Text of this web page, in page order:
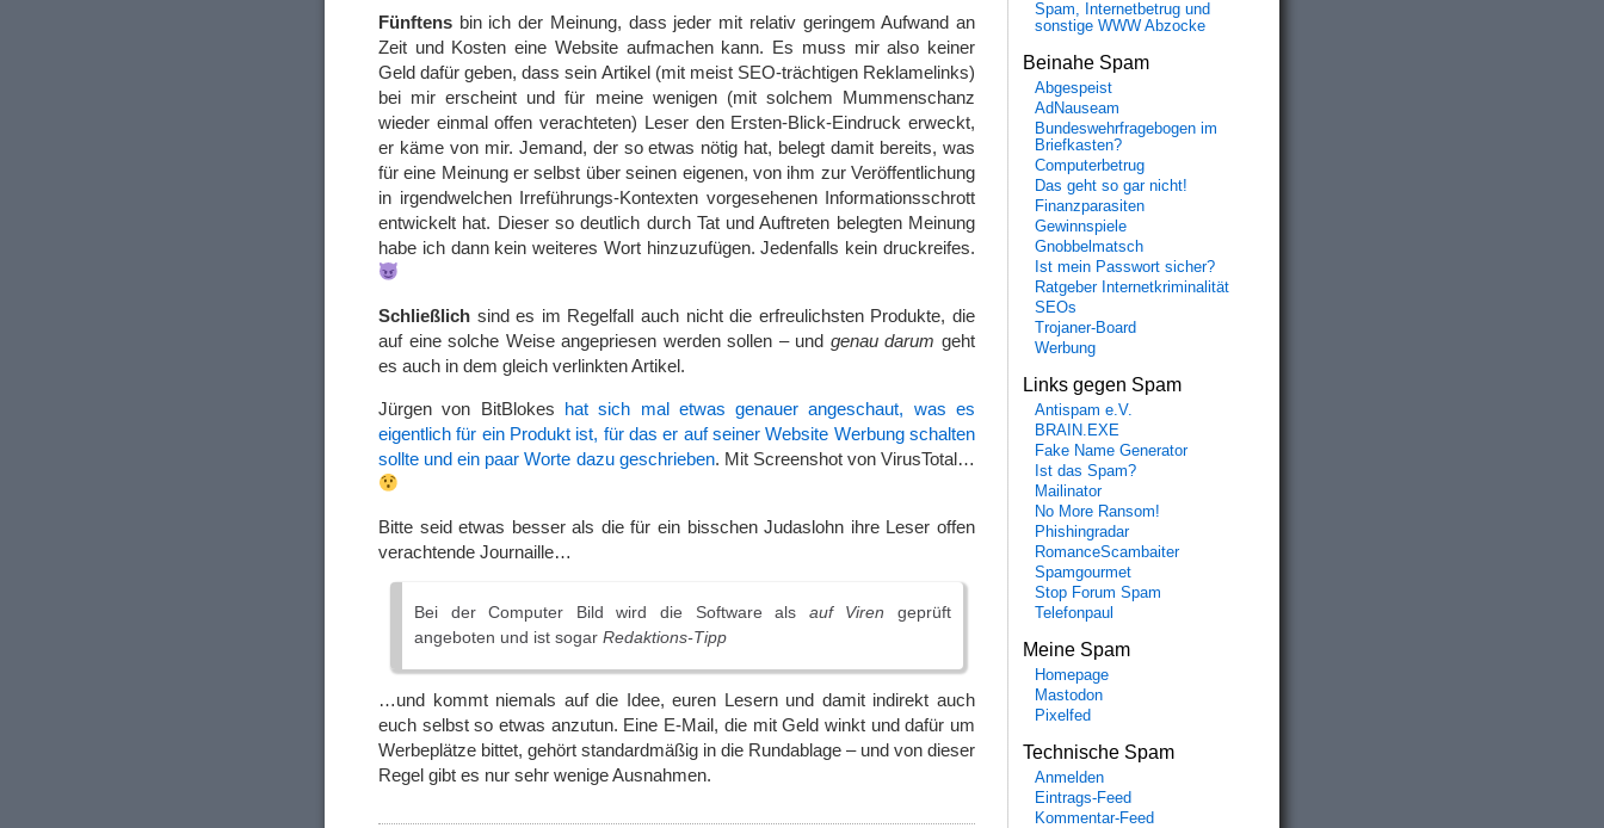
Fünftens bin ich der Meinung, dass jeder mit relativ geringem Aufwand an
Zeit und Kosten eine Website aufmachen kann. Es muss mir also keiner
Geld dafür geben, dass sein Artikel (mit meist SEO-trächtigen Reklamelinks)
bei mir erscheint und für meine wenigen (mit solchem Mummenschanz
wieder einmal offen verachteten) Leser den Ersten-Blick-Eindruck erweckt,
er käme von mir. Jemand, der so etwas nötig hat, belegt damit bereits, was
für eine Meinung er selbst über seinen eigenen, von ihm zur Veröffentlichung
in irgendwelchen Irreführungs-Kontexten vorgesehenen Informationsschrott
entwickelt hat. Dieser so deutlich durch Tat und Auftreten belegten Meinung
habe ich dann kein weiteres Wort hinzuzufügen. Jedenfalls kein druckreifes.
Schließlich sind es im Regelfall auch nicht die erfreulichsten Produkte, die
auf eine solche Weise angepriesen werden sollen – und genau darum geht
es auch in dem gleich verlinkten Artikel.
Jürgen von BitBlokes hat sich mal etwas genauer angeschaut, was es
eigentlich für ein Produkt ist, für das er auf seiner Website Werbung schalten
sollte und ein paar Worte dazu geschrieben. Mit Screenshot von VirusTotal…
Bitte seid etwas besser als die für ein bisschen Judaslohn ihre Leser offen
verachtende Journaille…
Bei der Computer Bild wird die Software als auf Viren geprüft
angeboten und ist sogar Redaktions-Tipp
…und kommt niemals auf die Idee, euren Lesern und damit indirekt auch
euch selbst so etwas anzutun. Eine E-Mail, die mit Geld winkt und dafür um
Werbeplätze bittet, gehört standardmäßig in die Rundablage – und von dieser
Regel gibt es nur sehr wenige Ausnahmen.
Spam, Internetbetrug und
sonstige WWW Abzocke
Beinahe Spam
Abgespeist
AdNauseam
Bundeswehrfragebogen im
Briefkasten?
Computerbetrug
Das geht so gar nicht!
Finanzparasiten
Gewinnspiele
Gnobbelmatsch
Ist mein Passwort sicher?
Ratgeber Internetkriminalität
SEOs
Trojaner-Board
Werbung
Links gegen Spam
Antispam e.V.
BRAIN.EXE
Fake Name Generator
Ist das Spam?
Mailinator
No More Ransom!
Phishingradar
RomanceScambaiter
Spamgourmet
Stop Forum Spam
Telefonpaul
Meine Spam
Homepage
Mastodon
Pixelfed
Technische Spam
Anmelden
Eintrags-Feed
Kommentar-Feed